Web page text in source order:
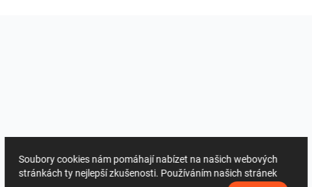
Soubory cookies nám pomáhají nabízet na našich webových
stránkách ty nejlepší zkušenosti. Používáním našich stránek